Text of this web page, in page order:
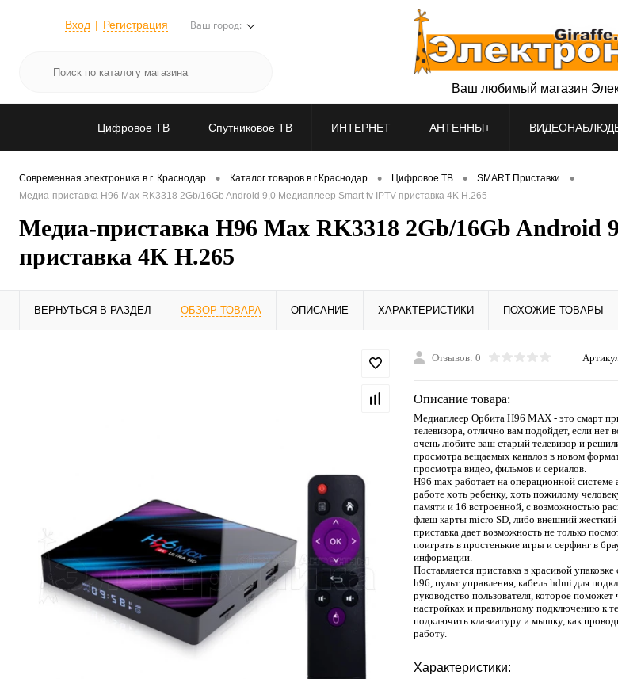
Вход Регистрация Ваш город:
Ваш любимый магазин
Цифровое ТВ Спутниковое ТВ ИНТЕРНЕТ АНТЕННЫ+
Современная электроника в г. Краснодар • Каталог товаров в г.Краснодар • Цифровое ТВ • SMART Приставки •
Медиа-приставка H96 Max RK3318 2Gb/16Gb Android 9,0 Медиаплеер Smart tv IPTV приставка 4K H.265
Медиа-приставка H96 Max RK3318 2Gb/16Gb Android
приставка 4K H.265
ВЕРНУТЬСЯ В РАЗДЕЛ ОБЗОР ТОВАРА ОПИСАНИЕ ХАРАКТЕРИСТИКИ ПОХОЖИЕ ТОВАРЫ
Отзывов: 0
Описание товара:
Медиаплеер Орбита H96 MAX - это смарт
телевизора, отлично вам подойдет, если
очень любите ваш старый телевизор и
просмотра вещаемых каналов в новом
просмотра видео, фильмов и сериалов.
H96 max работает на операционной системе
работе хоть ребенку, хоть пожилому
памяти и 16 встроенной, с возможностью
флеш карты micro SD, либо внешний
приставка дает возможность не только
поиграть в простенькие игры и серфинг в
информации.
Поставляется приставка в красивой
h96, пульт управления, кабель hdmi для
руководство пользователя, которое поможет
настройках и правильному подключению к
подключить клавиатуру и мышку, как
работу.
Характеристики: